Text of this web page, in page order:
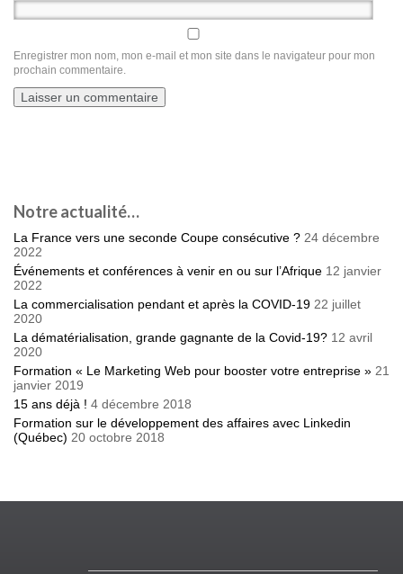
Enregistrer mon nom, mon e-mail et mon site dans le navigateur pour mon
prochain commentaire.
Notre actualité…
La France vers une seconde Coupe consécutive ? 24 décembre
2022
Événements et conférences à venir en ou sur l’Afrique 12 janvier
2022
La commercialisation pendant et après la COVID-19 22 juillet
2020
La dématérialisation, grande gagnante de la Covid-19? 12 avril
2020
Formation « Le Marketing Web pour booster votre entreprise » 21
janvier 2019
15 ans déjà ! 4 décembre 2018
Formation sur le développement des affaires avec Linkedin
(Québec) 20 octobre 2018